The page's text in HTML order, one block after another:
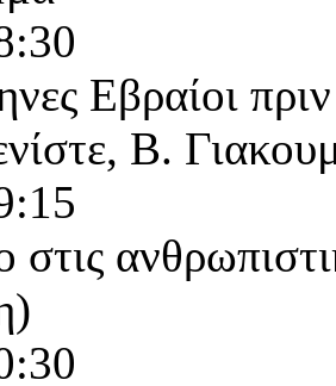
Εβραίοι
Β.
στις